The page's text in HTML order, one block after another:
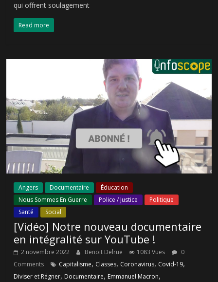
qui offrent soulagement
Read more
Angers Documentaire
Éducation
Nous Sommes En Guerre
Police / Justice
Politique
Santé
Social
[Vidéo] Notre nouveau documentaire
en intégralité sur YouTube !
2 novembre 2022 Benoit Delrue 1083 Vues
0
Comments
Capitalisme, Classes, Coronavirus, Covid-19,
Diviser et Régner, Documentaire, Emmanuel Macron,